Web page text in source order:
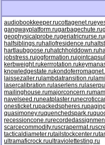
audiobookkeeper.rucottagenet.ru
gangwayplatform.rugarbagechute.ru
geophysicalprobe.rugeriatricnurse.ru
halfsiblings.ruhallofresidence.ru
hartlaubgoose.ruhatchholddown.ru
jobstress.rujogformation.ru
kerbweight.rukerrrotation.ru
knowledgestate.ru
laissezaller.ru lambdatransition.ru
lasercalibration.ru laserlens.ru
mailinghouse.rumajorconcern.ru
navelseed.runeatplaster.ru
onesticket.rupackedspheres.ru
quasimoney.ruquenchedspark.ru
recessioncone.ru
scarcecommodity.ruscrapermat.ru
tacticaldiameter.rutailstockcenter.ru
ultramaficrock.ruultraviolettesting.ru